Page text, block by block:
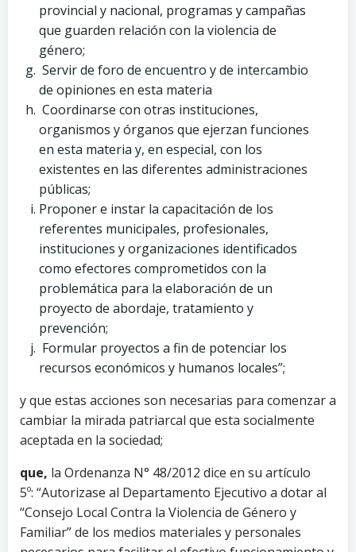
provincial y nacional, programas y campañas
que guarden relación con la violencia de
género;
Servir de foro de encuentro y de intercambio
de opiniones en esta materia
Coordinarse con otras instituciones,
organismos y órganos que ejerzan funciones
en esta materia y, en especial, con los
existentes en las diferentes administraciones
públicas;
Proponer e instar la capacitación de los
referentes municipales, profesionales,
instituciones y organizaciones identificados
como efectores comprometidos con la
problemática para la elaboración de un
proyecto de abordaje, tratamiento y
prevención;
Formular proyectos a fin de potenciar los
recursos económicos y humanos locales”;
y que estas acciones son necesarias para comenzar a
cambiar la mirada patriarcal que esta socialmente
aceptada en la sociedad;
que, la Ordenanza N° 48/2012 dice en su artículo
5º: “Autorizase al Departamento Ejecutivo a dotar al
“Consejo Local Contra la Violencia de Género y
Familiar” de los medios materiales y personales